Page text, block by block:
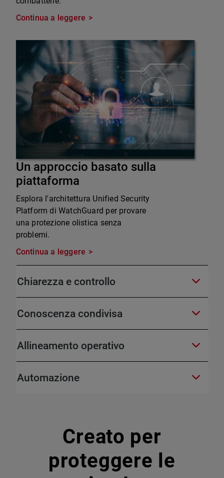
Continua a leggere
Un approccio basato sulla
piattaforma
Esplora l'architettura Unified Security
Platform di WatchGuard per provare
una protezione olistica senza
problemi.
Continua a leggere
Chiarezza e controllo
Conoscenza condivisa
Allineamento operativo
Automazione
Creato per
proteggere le